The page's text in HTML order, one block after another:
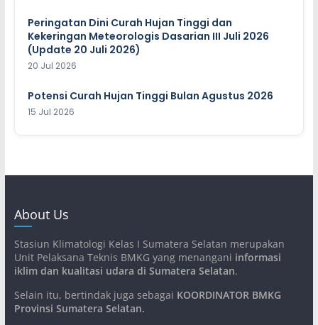
Peringatan Dini Curah Hujan Tinggi dan
Kekeringan Meteorologis Dasarian III Juli 2026
(Update 20 Juli 2026)
20 Jul 2026
Potensi Curah Hujan Tinggi Bulan Agustus 2026
15 Jul 2026
About Us
Stasiun Klimatologi Kelas I Sumatera Selatan merupakan
Unit Pelaksana Teknis BMKG yang menangani informasi
iklim dan kualitasi udara di Sumatera Selatan.
Selain itu, bertindak juga sebagai KOORDINATOR BMKG
Provinsi Sumatera Selatan.